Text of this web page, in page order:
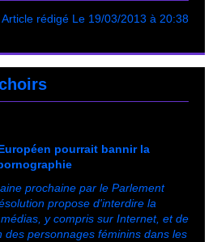
Article rédigé Le 19/03/2013 à 20:38
pourrait bannir la
prochaine par le Parlement
propose d'interdire la
y compris sur Internet, et de
des personnages féminins dans les